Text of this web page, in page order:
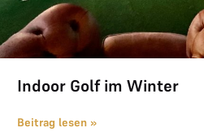
Indoor Golf im Winter
Beitrag lesen »